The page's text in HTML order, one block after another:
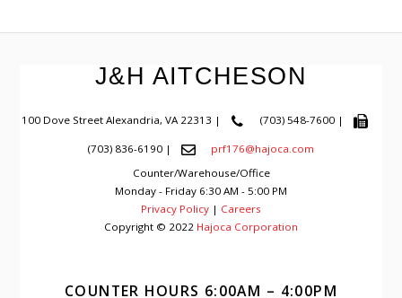
J&H AITCHESON
100 Dove Street Alexandria, VA 22313 | (703) 548-7600 |
(703) 836-6190|
prf176@hajoca.com
Counter/Warehouse/Office
Monday - Friday 6:30 AM - 5:00 PM
Privacy Policy | Careers
Copyright © 2022 Hajoca Corporation
COUNTER HOURS 6:00AM – 4:00PM